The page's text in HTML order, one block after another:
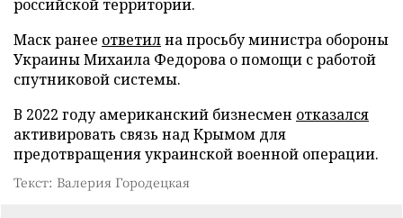
российской территории.
Маск ранее ответилна просьбу министра обороны
Украины Михаила Федорова о помощи с работой
спутниковой системы.
В 2022 году американский бизнесмен отказался
активировать связь над Крымом для
предотвращения украинской военной операции.
Текст: Валерия Городецкая